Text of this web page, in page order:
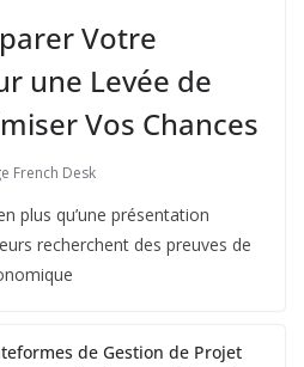
Votre
une Levée de
Vos Chances
French Desk
plus qu’une présentation
recherchent des preuves de
de Gestion de Projet